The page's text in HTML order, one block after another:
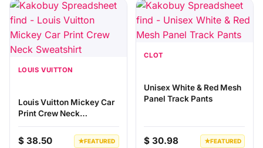
LOUIS VUITTON
Louis Vuitton Mickey Car
Print Crew Neck
$ 38.50 ★FEATURED
CLOT
Unisex White & Red Mesh
Panel Track Pants
$ 30.98 ★FEATURED